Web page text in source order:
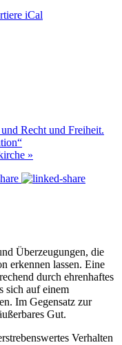
iCal
Recht und Freiheit.
»
Überzeugungen, die
erkennen lassen. Eine
durch ehrenhaftes
sich auf einem
Im Gegensatz zur
Gut.
Verhalten